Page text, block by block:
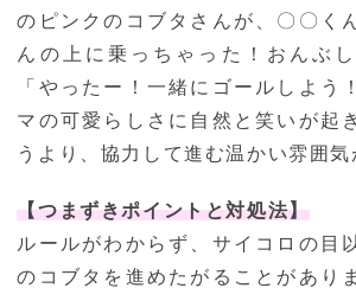
のピンクのコブタさんが、〇〇く
んの上に乗っちゃった！おんぶ
「やったー！一緒にゴールしよう
マの可愛らしさに自然と笑いが起
うより、協力して進む温かい雰囲気
【つまずきポイントと対処法】
ルールがわからず、サイコロの目
のコブタを進めたがることがあり